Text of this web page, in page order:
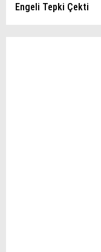
Engeli Tepki Çekti